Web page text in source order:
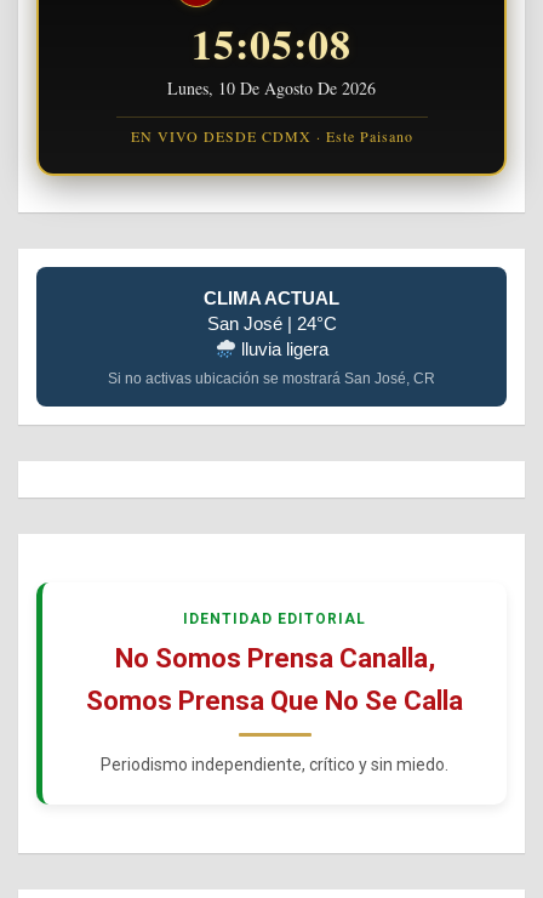
15:05:09
Lunes, 10 De Agosto De 2026
EN VIVO DESDE CDMX · Este Paisano
CLIMA ACTUAL
San José | 24°C
lluvia ligera
Si no activas ubicación se mostrará San José, CR
IDENTIDAD EDITORIAL
No Somos Prensa Canalla,
Somos Prensa Que No Se Calla
Periodismo independiente, crítico y sin miedo.